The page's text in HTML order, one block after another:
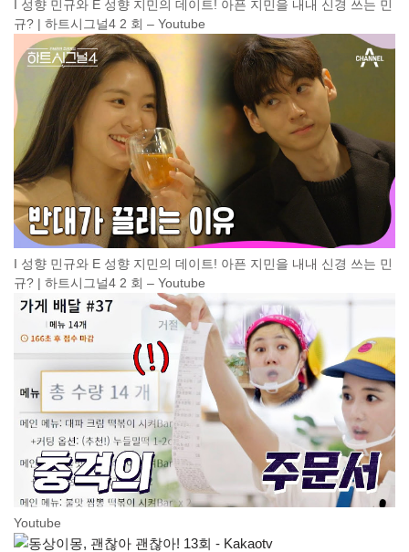
I 성향 민규와 E 성향 지민의 데이트! 아픈 지민을 내내 신경 쓰는 민
규? | 하트시그널4 2 회 – Youtube
I 성향 민규와 E 성향 지민의 데이트! 아픈 지민을 내내 신경 쓰는 민
규? | 하트시그널4 2 회 – Youtube
Youtube